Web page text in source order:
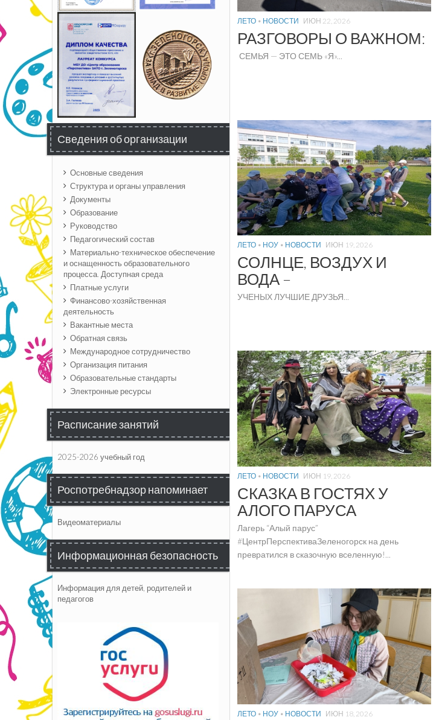
Сведения об организации
Основные сведения
Структура и органы управления
Документы
Образование
Руководство
Педагогический состав
Материально-техническое обеспечение
и оснащенность образовательного
процесса. Доступная среда
Платные услуги
Финансово-хозяйственная
деятельность
Вакантные места
Обратная связь
Международное сотрудничество
Организация питания
Образовательные стандарты
Электронные ресурсы
Расписание занятий
2025-2026 учебный год
Роспотребнадзор напоминает
Видеоматериалы
Информационная безопасность
Информация для детей, родителей и
педагогов
ЛЕТО• НОВОСТИ ИЮН 22, 2026
РАЗГОВОРЫ О ВАЖНОМ:
СЕМЬЯ — ЭТО СЕМЬ «Я»...
ЛЕТО• НОУ• НОВОСТИ ИЮН 19, 2026
СОЛНЦЕ, ВОЗДУХ И
ВОДА –
УЧЕНЫХ ЛУЧШИЕ ДРУЗЬЯ...
ЛЕТО• НОВОСТИ ИЮН 19, 2026
СКАЗКА В ГОСТЯХ У
АЛОГО ПАРУСА
Лагерь “Алый парус”
#ЦентрПерспективаЗеленогорск на день
превратился в сказочную вселенную!...
ЛЕТО• НОУ• НОВОСТИ ИЮН 18, 2026